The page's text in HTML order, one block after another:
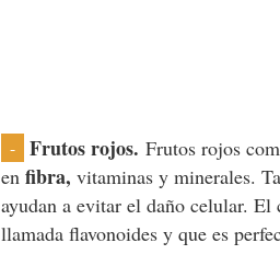
- Frutos rojos.Frutos rojos
en fibra, vitaminas y minerales.
ayudan a evitar el daño celular.
llamada flavonoides y que es